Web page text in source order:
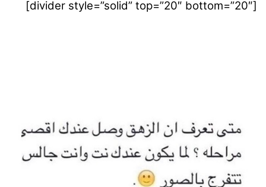
[divider style=”solid” top=”20″ bottom=”20″]